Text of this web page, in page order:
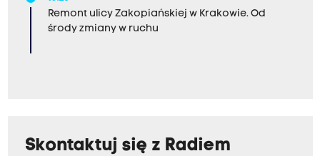
Remont ulicy Zakopiańskiej w Krakowie. Od
środy zmiany w ruchu
Skontaktuj się z Radiem